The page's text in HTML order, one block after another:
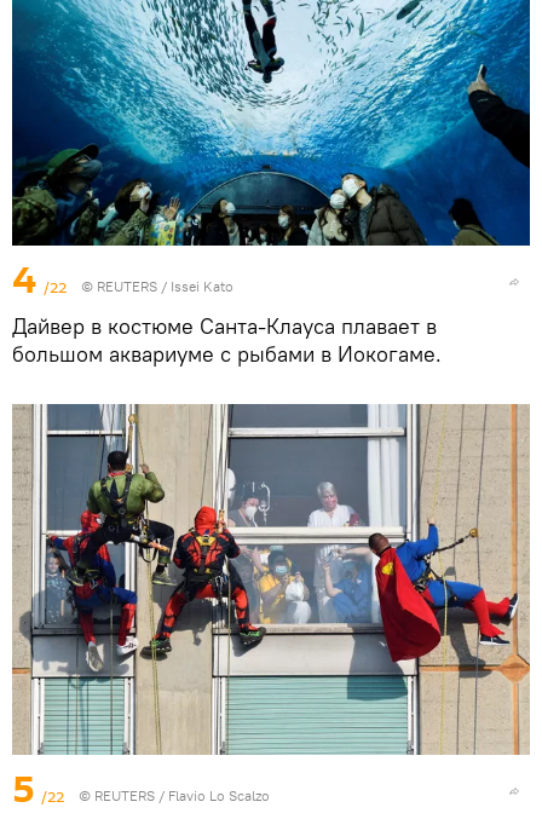
4 /22 © REUTERS / Issei Kato
Дайвер в костюме Санта-Клауса плавает в
большом аквариуме с рыбами в Иокогаме.
5 /22 © REUTERS / Flavio Lo Scalzo